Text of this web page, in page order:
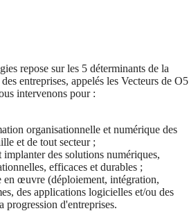
repose sur les 5 déterminants de la
entreprises, appelés les Vecteurs de O5
intervenons pour :
organisationnelle et numérique des
et de tout secteur ;
des solutions numériques,
efficaces et durables ;
en œuvre (déploiement, intégration,
des applications logicielles et/ou des
progression d'entreprises.